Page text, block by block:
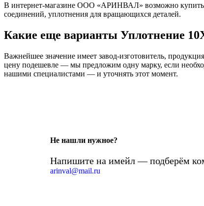
В интернет-магазине ООО «АРИНВАЛ» возможно купить
соединений, уплотнения для вращающихся деталей.
Какие еще варианты Уплотнение
Важнейшее значение имеет завод-изготовитель,
цену подешевле — мы предложим одну марку, если
нашими специалистами — и уточнять этот момент.
Не нашли нужное?
Напишите на имейл — подберём
arinval@mail.ru